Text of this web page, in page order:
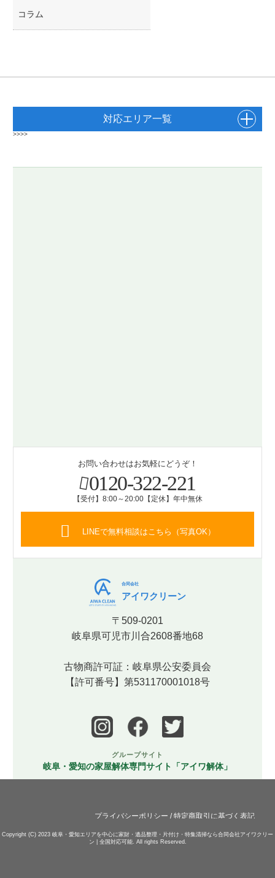
コラム
対応エリア一覧
>>>>
お問い合わせはお気軽にどうぞ！
0120-322-221
【受付】8:00～20:00【定休】年中無休
LINEで無料相談はこちら（写真OK）
合同会社
アイワクリーン
〒509-0201
岐阜県可児市川合2608番地68
古物商許可証：岐阜県公安委員会
【許可番号】第531170001018号
グループサイト
岐阜・愛知の家屋解体専門サイト「アイワ解体」
プライバシーポリシー /特定商取引に基づく表記
Copyright (C) 2023 岐阜・愛知エリアを中心に家財・遺品整理・片付け・特集清掃なら合同会社アイワクリー
ン | 全国対応可能. All rights Reserved.